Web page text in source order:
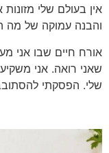
אין בעולם שלי
והבנה עמוקה של מה
אורח חיים שבו אני
שאני רואה. אני
שלי. הפסקתי